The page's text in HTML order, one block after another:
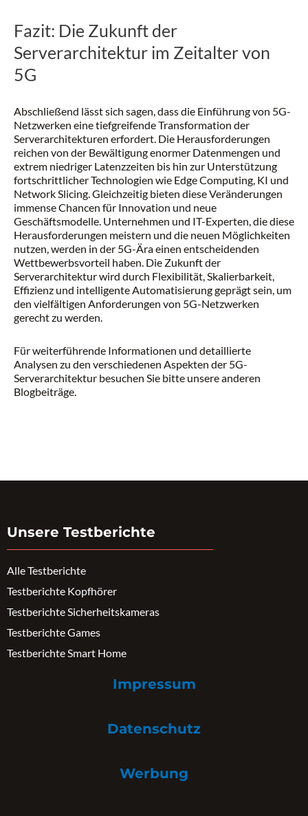
Fazit: Die Zukunft der
Serverarchitektur im Zeitalter von
5G
Abschließend lässt sich sagen, dass die Einführung von 5G-
Netzwerken eine tiefgreifende Transformation der
Serverarchitekturen erfordert. Die Herausforderungen
reichen von der Bewältigung enormer Datenmengen und
extrem niedriger Latenzzeiten bis hin zur Unterstützung
fortschrittlicher Technologien wie Edge Computing, KI und
Network Slicing. Gleichzeitig bieten diese Veränderungen
immense Chancen für Innovation und neue
Geschäftsmodelle. Unternehmen und IT-Experten, die diese
Herausforderungen meistern und die neuen Möglichkeiten
nutzen, werden in der 5G-Ära einen entscheidenden
Wettbewerbsvorteil haben. Die Zukunft der
Serverarchitektur wird durch Flexibilität, Skalierbarkeit,
Effizienz und intelligente Automatisierung geprägt sein, um
den vielfältigen Anforderungen von 5G-Netzwerken
gerecht zu werden.
Für weiterführende Informationen und detaillierte
Analysen zu den verschiedenen Aspekten der 5G-
Serverarchitektur besuchen Sie bitte unsere anderen
Blogbeiträge.
Unsere Testberichte
Alle Testberichte
Testberichte Kopfhörer
Testberichte Sicherheitskameras
Testberichte Games
Testberichte Smart Home
Impressum
Datenschutz
Werbung